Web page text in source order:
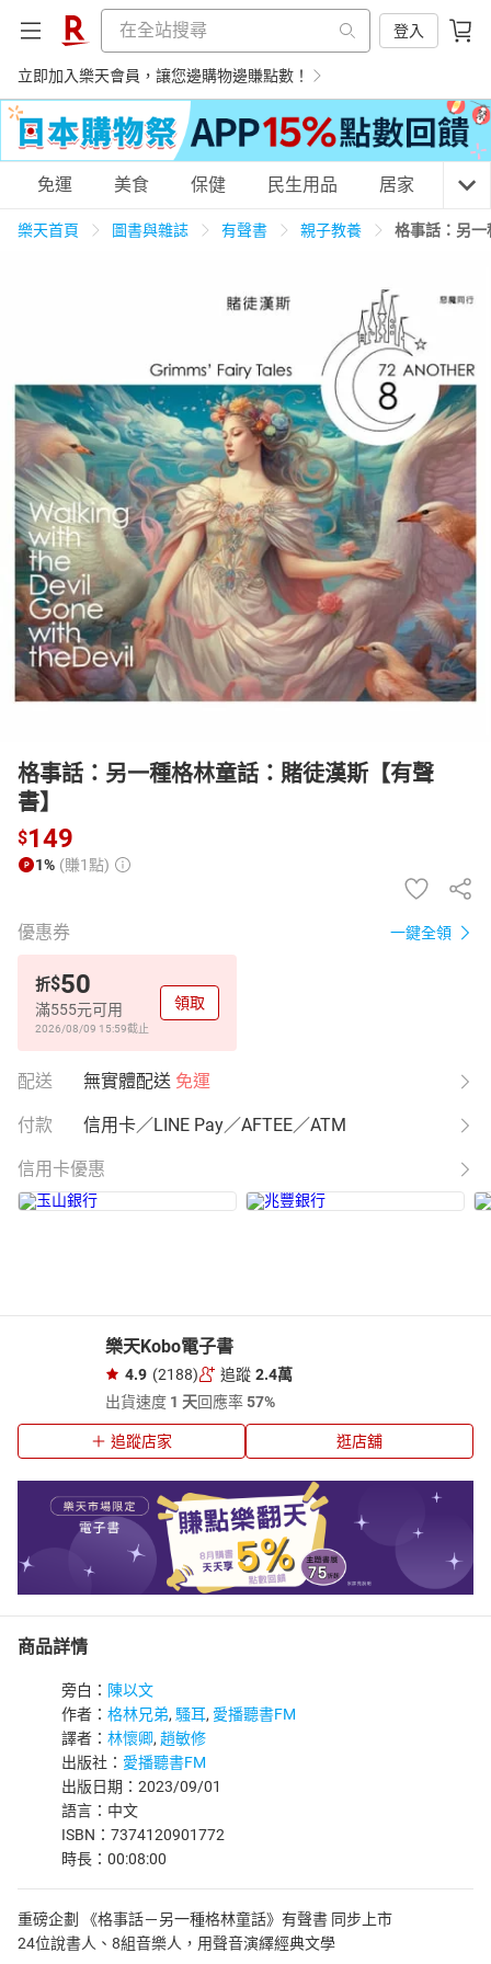
登入
立即加入樂天會員，讓您邊購物邊賺點數！
購物網分類
養生保健 民生用品
居家生活 3C家電 運動休閒 親子玩具
女裝 男裝 化妝保養 情趣用品
日本購物 電子/紙本書
HOT
免運 美食 保健 民生用品 居家 3C
樂天首頁 圖書與雜誌 有聲書 親子教養 格事話：另
格事話：另一種格林童話：賭徒漢斯【有聲
書】
$149
1% (賺1點)
優惠券 一鍵全領
折$50
滿555元可用
2026/08/09 15:59截止
領取
配送 無實體配送 免運
付款 信用卡／LINE Pay／AFTEE／ATM
信用卡優惠
樂天Kobo電子書
4.9 (2188) 追蹤 2.4萬
出貨速度 1 天回應率57%
追蹤店家 逛店舖
商品詳情
旁白： 陳以文
作者： 格林兄弟, 騷耳, 愛播聽書FM
譯者： 林懷卿, 趙敏修
出版社： 愛播聽書FM
出版日期：2023/09/01
語言：中文
ISBN：7374120901772
時長：00:08:00
重磅企劃 《格事話－另一種格林童話》有聲書 同步上市
24位說書人、8組音樂人，用聲音演繹經典文學